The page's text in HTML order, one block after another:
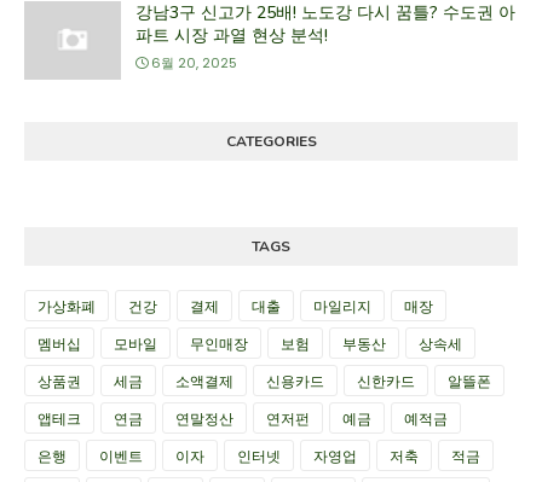
강남3구 신고가 25배! 노도강 다시 꿈틀? 수도권 아
파트 시장 과열 현상 분석!
6월 20, 2025
CATEGORIES
TAGS
가상화폐 건강 결제 대출 마일리지
매장
멤버십
모바일 무인매장 보험 부동산
상속세
상품권
세금 소액결제 신용카드 신한카드
알뜰폰
앱테크
연금 연말정산 연저펀 예금
예적금
은행
이벤트 이자 인터넷 자영업 저축
적금